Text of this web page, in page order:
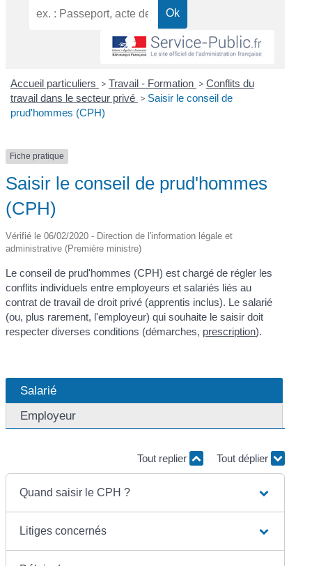
Accueil particuliers > Travail - Formation > Conflits du
travail dans le secteur privé > Saisir le conseil de
prud'hommes (CPH)
Fiche pratique
Saisir le conseil de prud'hommes
(CPH)
Vérifié le 06/02/2020 - Direction de l'information légale et
administrative (Première ministre)
Le conseil de prud'hommes (CPH) est chargé de régler les
conflits individuels entre employeurs et salariés liés au
contrat de travail de droit privé (apprentis inclus). Le salarié
(ou, plus rarement, l'employeur) qui souhaite le saisir doit
respecter diverses conditions (démarches, prescription).
Salarié
Employeur
Tout replier Tout déplier
Quand saisir le CPH ?
Litiges concernés